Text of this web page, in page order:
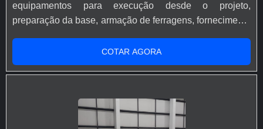
equipamentos para execução desde o projeto,
preparação da base, armação de ferragens, fornecimento
nivelamento, acabamento (polido, float, vassourado,
desempenado, etc.) e corte das juntas. Todo processo de
administra as etapas de execução do piso de acordo
com projeto fornecido pelo cliente. A pavimentação de
COTAR AGORA